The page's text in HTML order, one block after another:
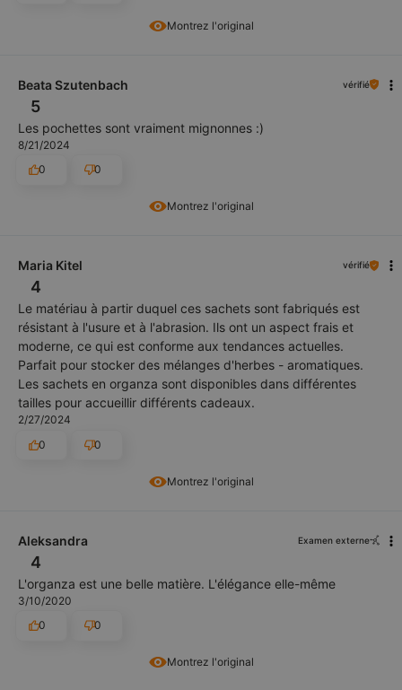
Montrez l'original
Montrez l'original
Beata Szutenbach vérifié
5
Les pochettes sont vraiment mignonnes :)
8/21/2024
0
0
Montrez l'original
Maria Kitel vérifié
4
Le matériau à partir duquel ces sachets sont fabriqués est
résistant à l'usure et à l'abrasion. Ils ont un aspect frais et
moderne, ce qui est conforme aux tendances actuelles.
Parfait pour stocker des mélanges d'herbes - aromatiques.
Les sachets en organza sont disponibles dans différentes
tailles pour accueillir différents cadeaux.
2/27/2024
0
0
Montrez l'original
Aleksandra Examen externe
4
L'organza est une belle matière. L'élégance elle-même
3/10/2020
0
0